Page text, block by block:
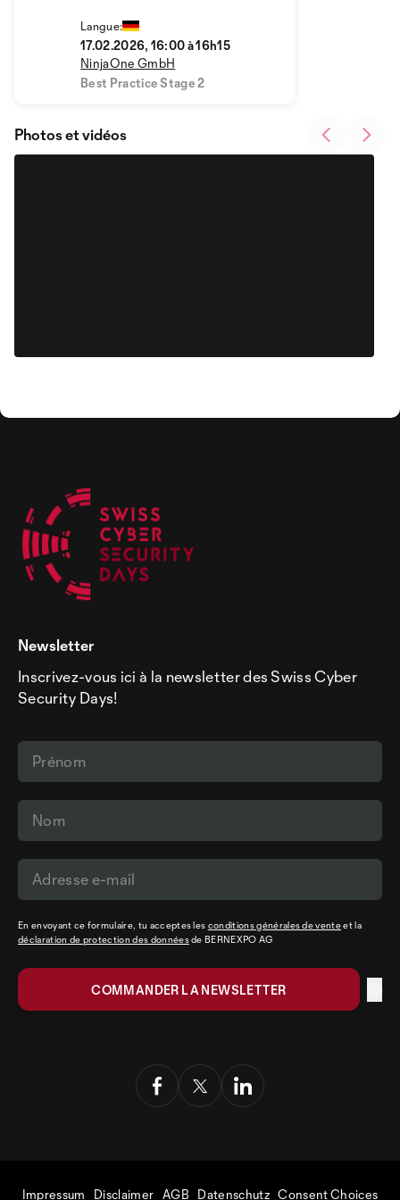
Langue:
17.02.2026, 16:00 à 16h15
NinjaOne GmbH
Best Practice Stage 2
Photos et vidéos
Newsletter
Inscrivez-vous ici à la newsletter des Swiss Cyber
Security Days!
En envoyant ce formulaire, tu acceptes les conditions générales de venteet la
déclaration de protection des donnéesde BERNEXPO AG
Impressum Disclaimer AGB Datenschutz Consent Choices